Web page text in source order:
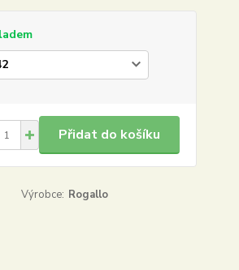
Přidat do košíku
Výrobce: Rogallo